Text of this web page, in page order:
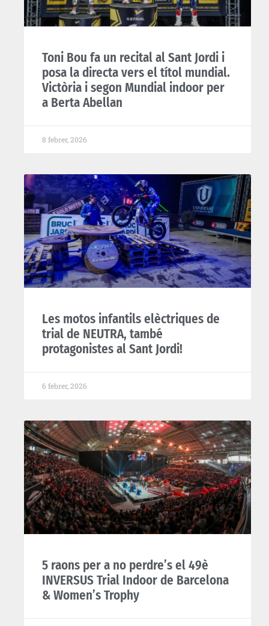
Toni Bou fa un recital al Sant Jordi i
posa la directa vers el títol mundial.
Victòria i segon Mundial indoor per
a Berta Abellan
8 febrer, 2026
Les motos infantils elèctriques de
trial de NEUTRA, també
protagonistes al Sant Jordi!
6 febrer, 2026
5 raons per a no perdre’s el 49è
INVERSUS Trial Indoor de Barcelona
& Women’s Trophy